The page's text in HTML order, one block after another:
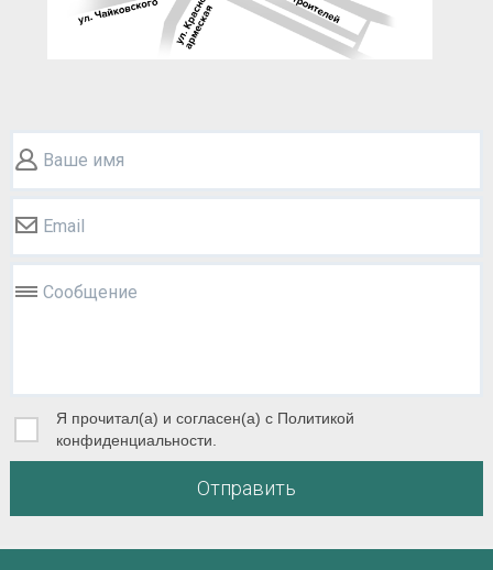
Ваше имя
Email
Сообщение
Я прочитал(а) и согласен(а) с Политикой
конфиденциальности.
Отправить